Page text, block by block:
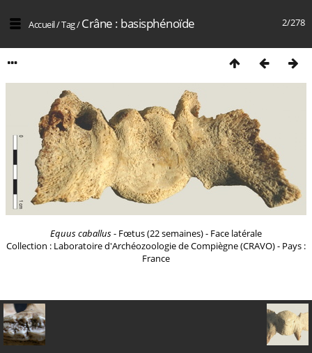
2/278
Accueil/Tag/Crâne : basisphénoïde
Equus caballus- Fœtus (22 semaines) - Face latérale
Collection : Laboratoire d'Archéozoologie de Compiègne (CRAVO) - Pays :
France